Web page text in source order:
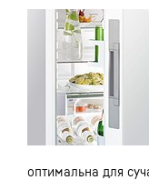
оптимальна для